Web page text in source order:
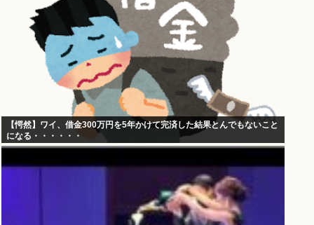
【愕然】ワイ、借金300万円を5年かけて完済した結果とんでもないこと
になる・・・・・・